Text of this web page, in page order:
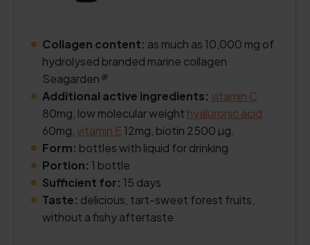
Collagen content: as much as 10,000 mg of
hydrolysed branded marine collagen
Seagarden®
Additional active ingredients: vitamin C
80mg, low molecular weight hyaluronic acid
60mg, vitamin E12mg, biotin 2500 µg.
Form: bottles with liquid for drinking
Portion: 1 bottle
Sufficient for: 15 days
Taste: delicious, tart-sweet forest fruits,
without a fishy aftertaste